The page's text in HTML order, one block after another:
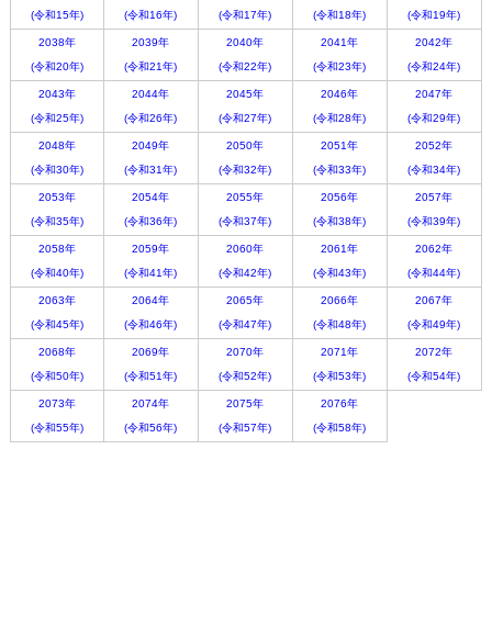
(令和15年)
(令和16年)
(令和17年)
(令和18年)
(令和19年)
2038年
(令和20年)
2039年
(令和21年)
2040年
(令和22年)
2041年
(令和23年)
2042年
(令和24年)
2043年
(令和25年)
2044年
(令和26年)
2045年
(令和27年)
2046年
(令和28年)
2047年
(令和29年)
2048年
(令和30年)
2049年
(令和31年)
2050年
(令和32年)
2051年
(令和33年)
2052年
(令和34年)
2053年
(令和35年)
2054年
(令和36年)
2055年
(令和37年)
2056年
(令和38年)
2057年
(令和39年)
2058年
(令和40年)
2059年
(令和41年)
2060年
(令和42年)
2061年
(令和43年)
2062年
(令和44年)
2063年
(令和45年)
2064年
(令和46年)
2065年
(令和47年)
2066年
(令和48年)
2067年
(令和49年)
2068年
(令和50年)
2069年
(令和51年)
2070年
(令和52年)
2071年
(令和53年)
2072年
(令和54年)
2073年
(令和55年)
2074年
(令和56年)
2075年
(令和57年)
2076年
(令和58年)